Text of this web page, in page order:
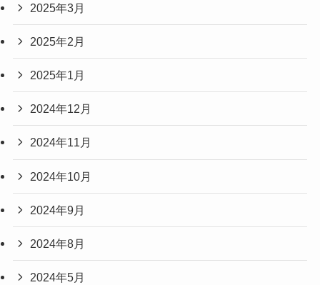
2025年3月
2025年2月
2025年1月
2024年12月
2024年11月
2024年10月
2024年9月
2024年8月
2024年5月